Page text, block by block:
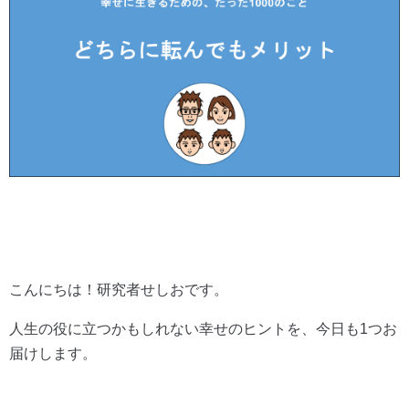
こんにちは！研究者せしおです。
人生の役に立つかもしれない幸せのヒントを、今日も1つお
届けします。